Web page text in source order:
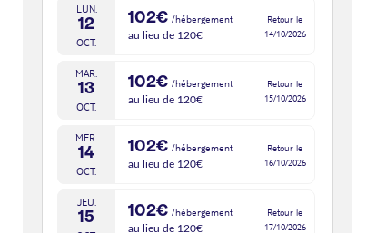
LUN.
12
OCT.
102€ /hébergement
au lieu de 120€
Retour le
14/10/2026
MAR.
13
OCT.
102€ /hébergement
au lieu de 120€
Retour le
15/10/2026
MER.
14
OCT.
102€ /hébergement
au lieu de 120€
Retour le
16/10/2026
JEU.
15 102€ /hébergement
au lieu de 120€
Retour le
17/10/2026